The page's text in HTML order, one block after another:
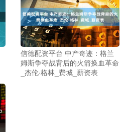
信德配资平台 中产奇迹：格兰
姆斯争夺战背后的火箭换血革命
_杰伦·格林_费城_薪资表